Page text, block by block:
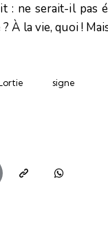
: ne serait-il pas
? À la vie, quoi !
signe